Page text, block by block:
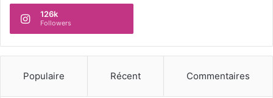
126k
Followers
Populaire Récent Commentaires